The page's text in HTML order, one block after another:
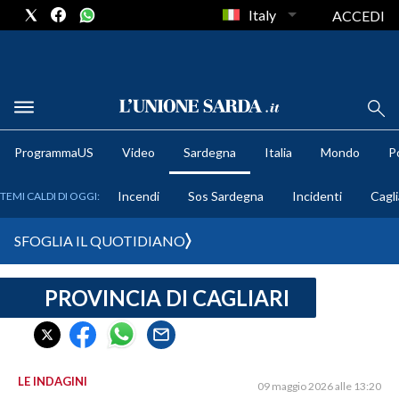
METEO
CRONACA SARDEGNA
CAGLIARI
SULCIS IGLESIENTE
Italy ACCEDI
ProgrammaUS Video Sardegna Italia Mondo
TEMI CALDI DI OGGI: Incendi Sos Sardegna Incidenti
SFOGLIA IL QUOTIDIANO
PROVINCIA DI CAGLIARI
LE INDAGINI 09 maggio 2026 alle 13:20